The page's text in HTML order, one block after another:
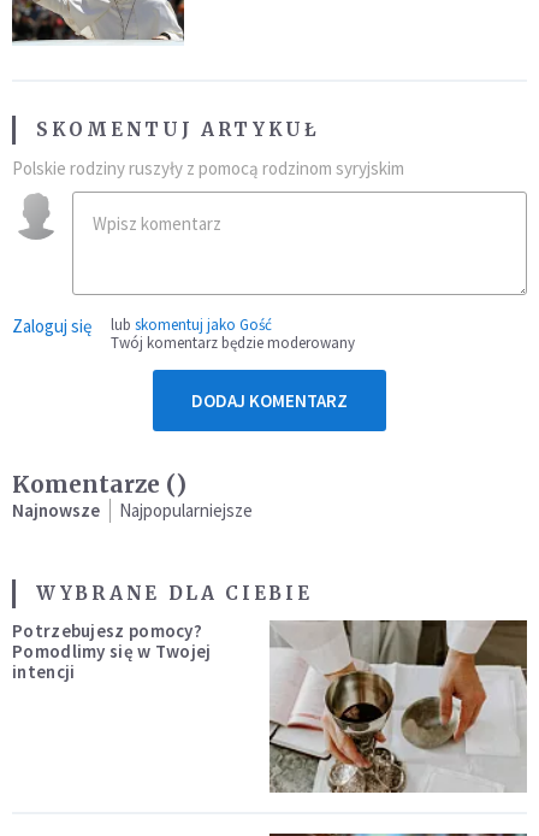
SKOMENTUJ ARTYKUŁ
Polskie rodziny ruszyły z pomocą rodzinom syryjskim
Zaloguj się lub skomentuj jako Gość
Twój komentarz będzie moderowany
DODAJ KOMENTARZ
Komentarze ()
Najnowsze Najpopularniejsze
WYBRANE DLA CIEBIE
Potrzebujesz pomocy?
Pomodlimy się w Twojej
intencji